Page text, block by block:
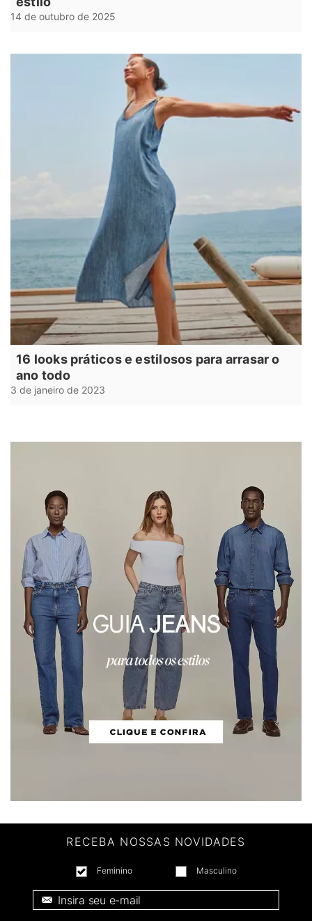
14 de outubro de 2025
16 looks práticos e estilosos para arrasar o
ano todo
3 de janeiro de 2023
RECEBA NOSSAS NOVIDADES
Feminino Masculino